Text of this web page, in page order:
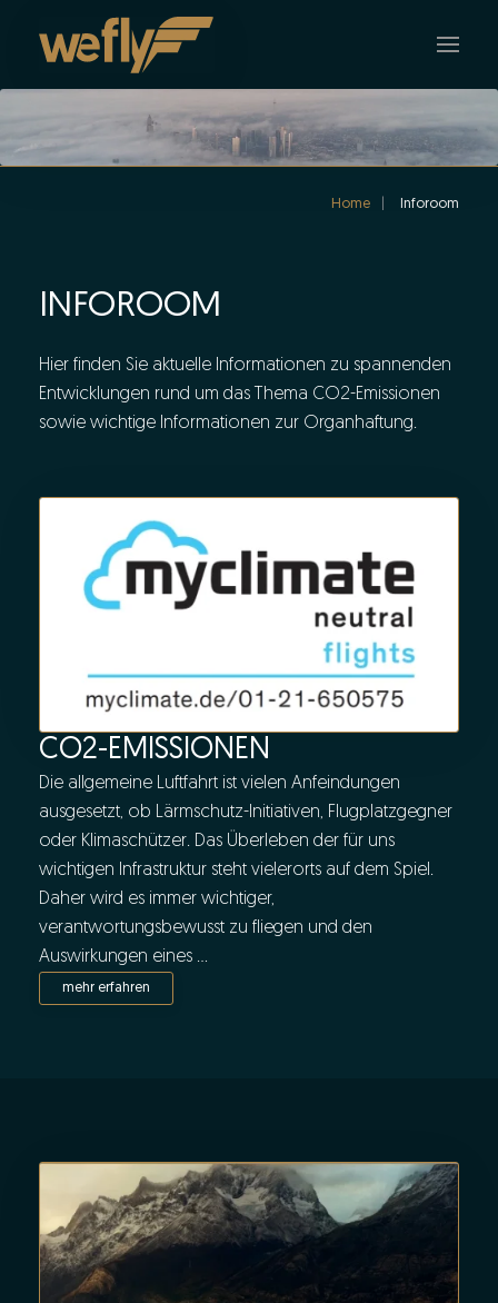
Skip to main content
Home Inforoom
INFOROOM
Hier finden Sie aktuelle Informationen zu spannenden
Entwicklungen rund um das Thema CO2-Emissionen
sowie wichtige Informationen zur Organhaftung.
CO2-EMISSIONEN
Die allgemeine Luftfahrt ist vielen Anfeindungen
ausgesetzt, ob Lärmschutz-Initiativen, Flugplatzgegner
oder Klimaschützer. Das Überleben der für uns
wichtigen Infrastruktur steht vielerorts auf dem Spiel.
Daher wird es immer wichtiger,
verantwortungsbewusst zu fliegen und den
Auswirkungen eines ...
mehr erfahren